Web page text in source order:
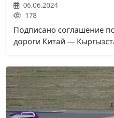
06.06.2024
178
Подписано соглашение
дороги Китай —